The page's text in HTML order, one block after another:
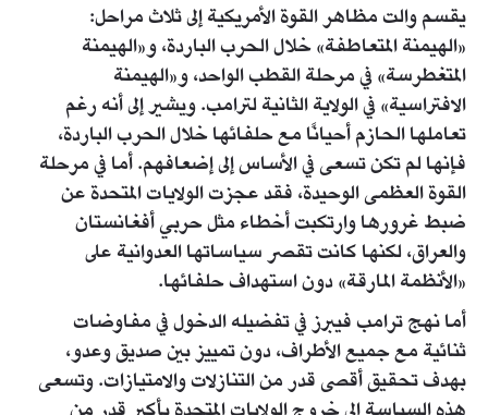
يقسم والت مظاهر القوة الأمريكية إلى ثلاث مراحل:
«الهيمنة المتعاطفة» خلال الحرب الباردة، و«الهيمنة
المتغطرسة» في مرحلة القطب الواحد، و«الهيمنة
الافتراسية» في الولاية الثانية لترامب. ويشير إلى أنه رغم
تعاملها الحازم أحيانًا مع حلفائها خلال الحرب الباردة،
فإنها لم تكن تسعى في الأساس إلى إضعافهم. أما في مرحلة
القوة العظمى الوحيدة، فقد عجزت الولايات المتحدة عن
ضبط غرورها وارتكبت أخطاء مثل حربي أفغانستان
والعراق، لكنها كانت تقصر سياساتها العدوانية على
«الأنظمة المارقة» دون استهداف حلفائها.
أما نهج ترامب فيبرز في تفضيله الدخول في مفاوضات
ثنائية مع جميع الأطراف، دون تمييز بين صديق وعدو،
بهدف تحقيق أقصى قدر من التنازلات والامتيازات. وتسعى